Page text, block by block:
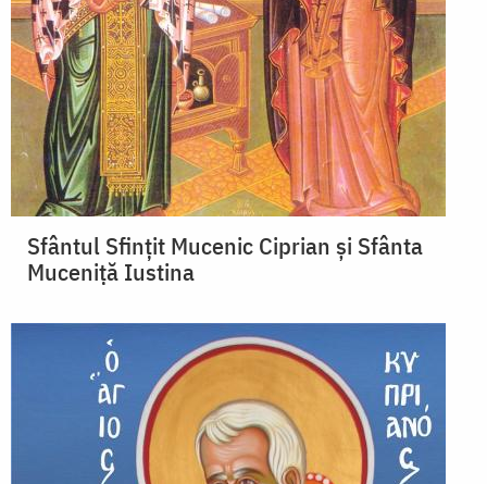
Sfântul Sfinţit Mucenic Ciprian și Sfânta
Muceniță Iustina